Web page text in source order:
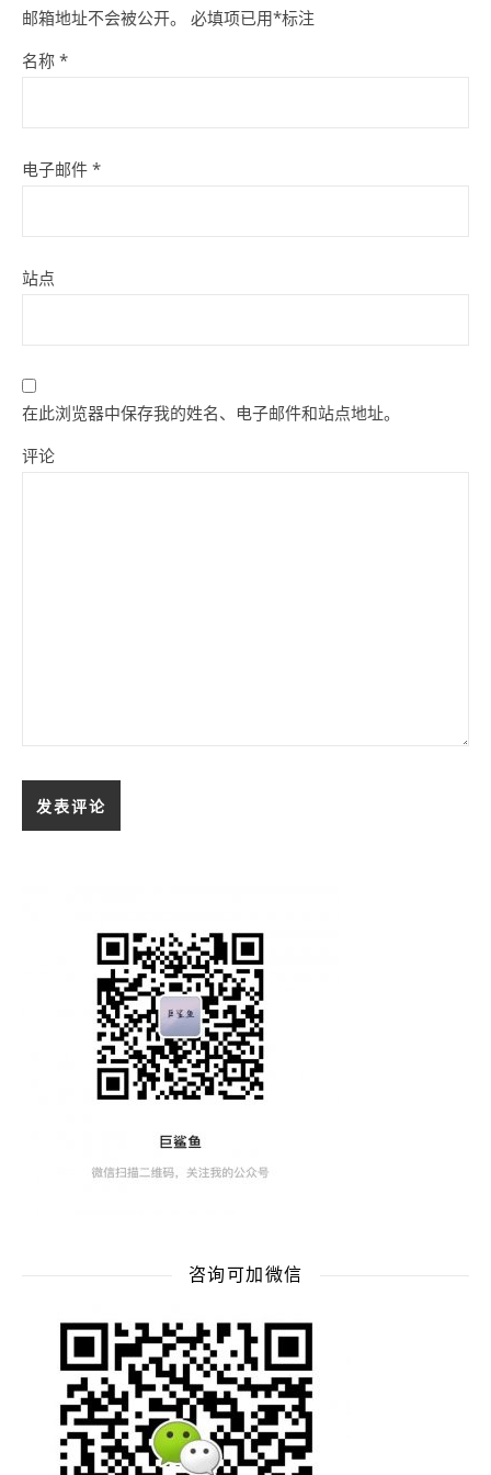
邮箱地址不会被公开。 必填项已用*标注
名称 *
电子邮件 *
站点
在此浏览器中保存我的姓名、电子邮件和站点地址。
评论
咨询可加微信